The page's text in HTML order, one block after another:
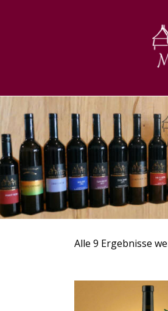
Alle 9 Ergebnisse